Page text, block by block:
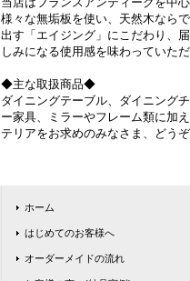
様々な無垢板を使い、天然木なら
出す「エイジング」にこだわり、
しみになる使用感を味わっていた
◆主な取扱商品◆
ダイニングテーブル、ダイニング
ー家具、ミラーやフレーム類に加
テリアをお求めのみなさま、どう
ホーム
はじめてのお客様へ
オーダーメイドの流れ